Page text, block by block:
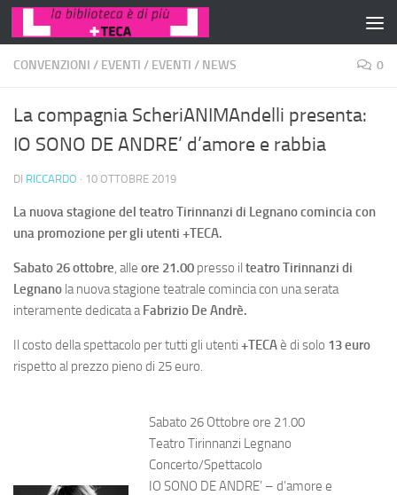
Salta al contenuto
CONVENZIONI / EVENTI / EVENTI / NEWS 0
La compagnia ScheriANIMAndelli presenta:
IO SONO DE ANDRE’ d’amore e rabbia
DI RICCARDO · 10 OTTOBRE 2019
La nuova stagione del teatro Tirinnanzi di Legnano comincia con
una promozione per gli utenti +TECA.
Sabato 26 ottobre, alle ore 21.00 presso il teatro Tirinnanzi di
Legnano la nuova stagione teatrale comincia con una serata
interamente dedicata aFabrizio De Andrè.
Il costo della spettacolo per tutti gli utenti +TECAè di solo 13 euro
rispetto al prezzo pieno di 25 euro.
Sabato 26 Ottobre ore 21.00
Teatro Tirinnanzi Legnano
Concerto/Spettacolo
IO SONO DE ANDRE’ – d’amore e